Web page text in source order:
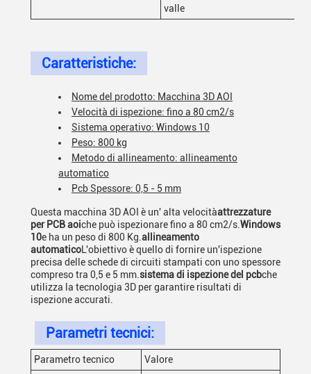
valle
Caratteristiche:
Nome del prodotto: Macchina 3D AOI
Velocità di ispezione: fino a 80 cm2/s
Sistema operativo: Windows 10
Peso: 800 kg
Metodo di allineamento: allineamento
automatico
Pcb Spessore: 0,5 - 5 mm
Questa macchina 3D AOI è un' alta velocitàattrezzature
per PCB aoiche può ispezionare fino a 80 cm2/s. Windows
10e ha un peso di 800 Kg. allineamento
automatico L'obiettivo è quello di fornire un'ispezione
precisa delle schede di circuiti stampati con uno spessore
compreso tra 0,5 e 5 mm. sistema di ispezione del pcbche
utilizza la tecnologia 3D per garantire risultati di
ispezione accurati.
Parametri tecnici:
Parametro tecnico
Valore